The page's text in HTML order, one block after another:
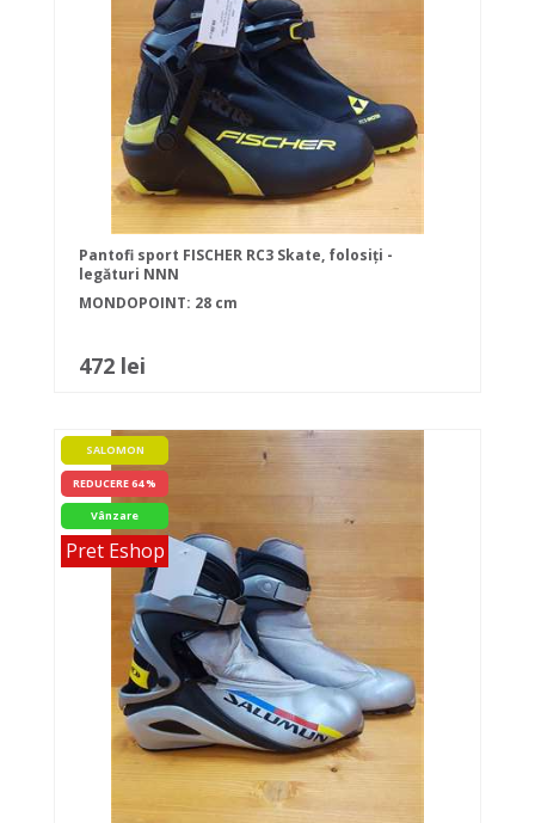
Pantofi sport FISCHER RC3 Skate, folosiți -
legături NNN
MONDOPOINT: 28 cm
472 lei
SALOMON
REDUCERE 64 %
Vânzare
Pret Eshop